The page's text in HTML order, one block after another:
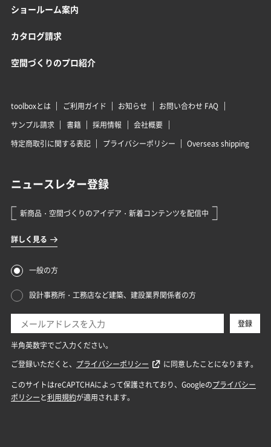
ショールーム案内
カタログ請求
空間づくりのプロ紹介
toolboxとは ご利用ガイド お知らせ
お問い合わせ FAQ
サンプル請求
書籍 採用情報
会社概要
特定商取引に関する表記
プライバシーポリシー Overseas shipping